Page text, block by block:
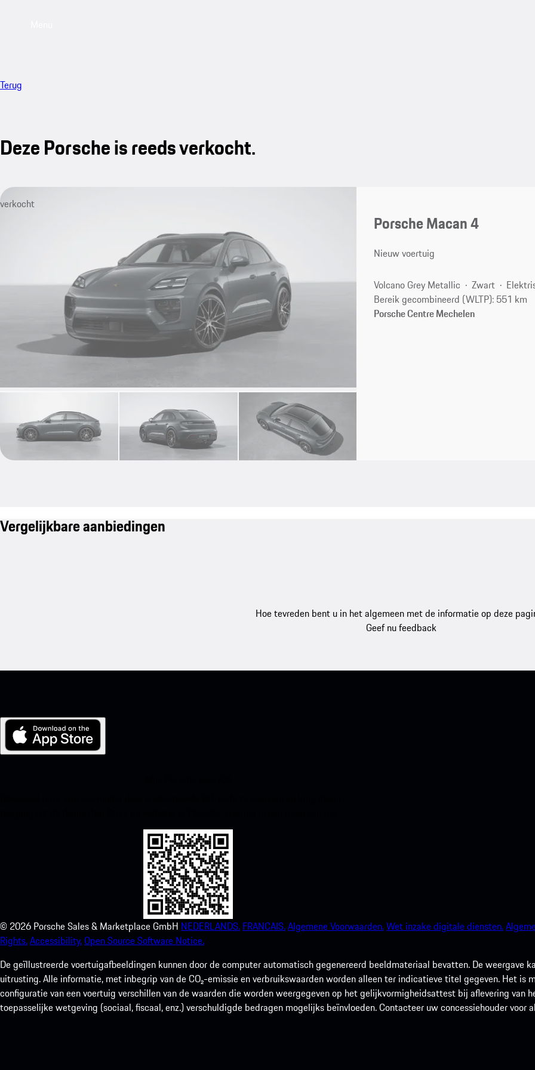
Terug
Deze Porsche is reeds verkocht.
verkocht
Porsche Macan 4
Nieuw voertuig
Volcano Grey Metallic Zwart
Bereik gecombineerd (WLTP): 551 km
Porsche Centre Mechelen
Vergelijkbare aanbiedingen
Hoe tevreden bent u in het algemeen met de informatie op deze
Geef nu feedback
© 2026 Porsche Sales & Marketplace GmbH NEDERLANDS. FRANCAIS.Algemene Voorwaarden.Wet inzake digitale diensten.
Rights.Accessibility.Open Source Software Notice.
De geïllustreerde voertuigafbeeldingen kunnen door de computer automatisch gegenereerd beeldmateriaal bevatten. De
uitrusting. Alle informatie, met inbegrip van de CO₂-emissie en verbruikswaarden worden alleen ter indicatieve titel gegeven. Het is
configuratie van een voertuig verschillen van de waarden die worden weergegeven op het gelijkvormigheidsattest bij aflevering van
toepasselijke wetgeving (sociaal, fiscaal, enz.) verschuldigde bedragen mogelijks beïnvloeden. Contacteer uw concessiehouder